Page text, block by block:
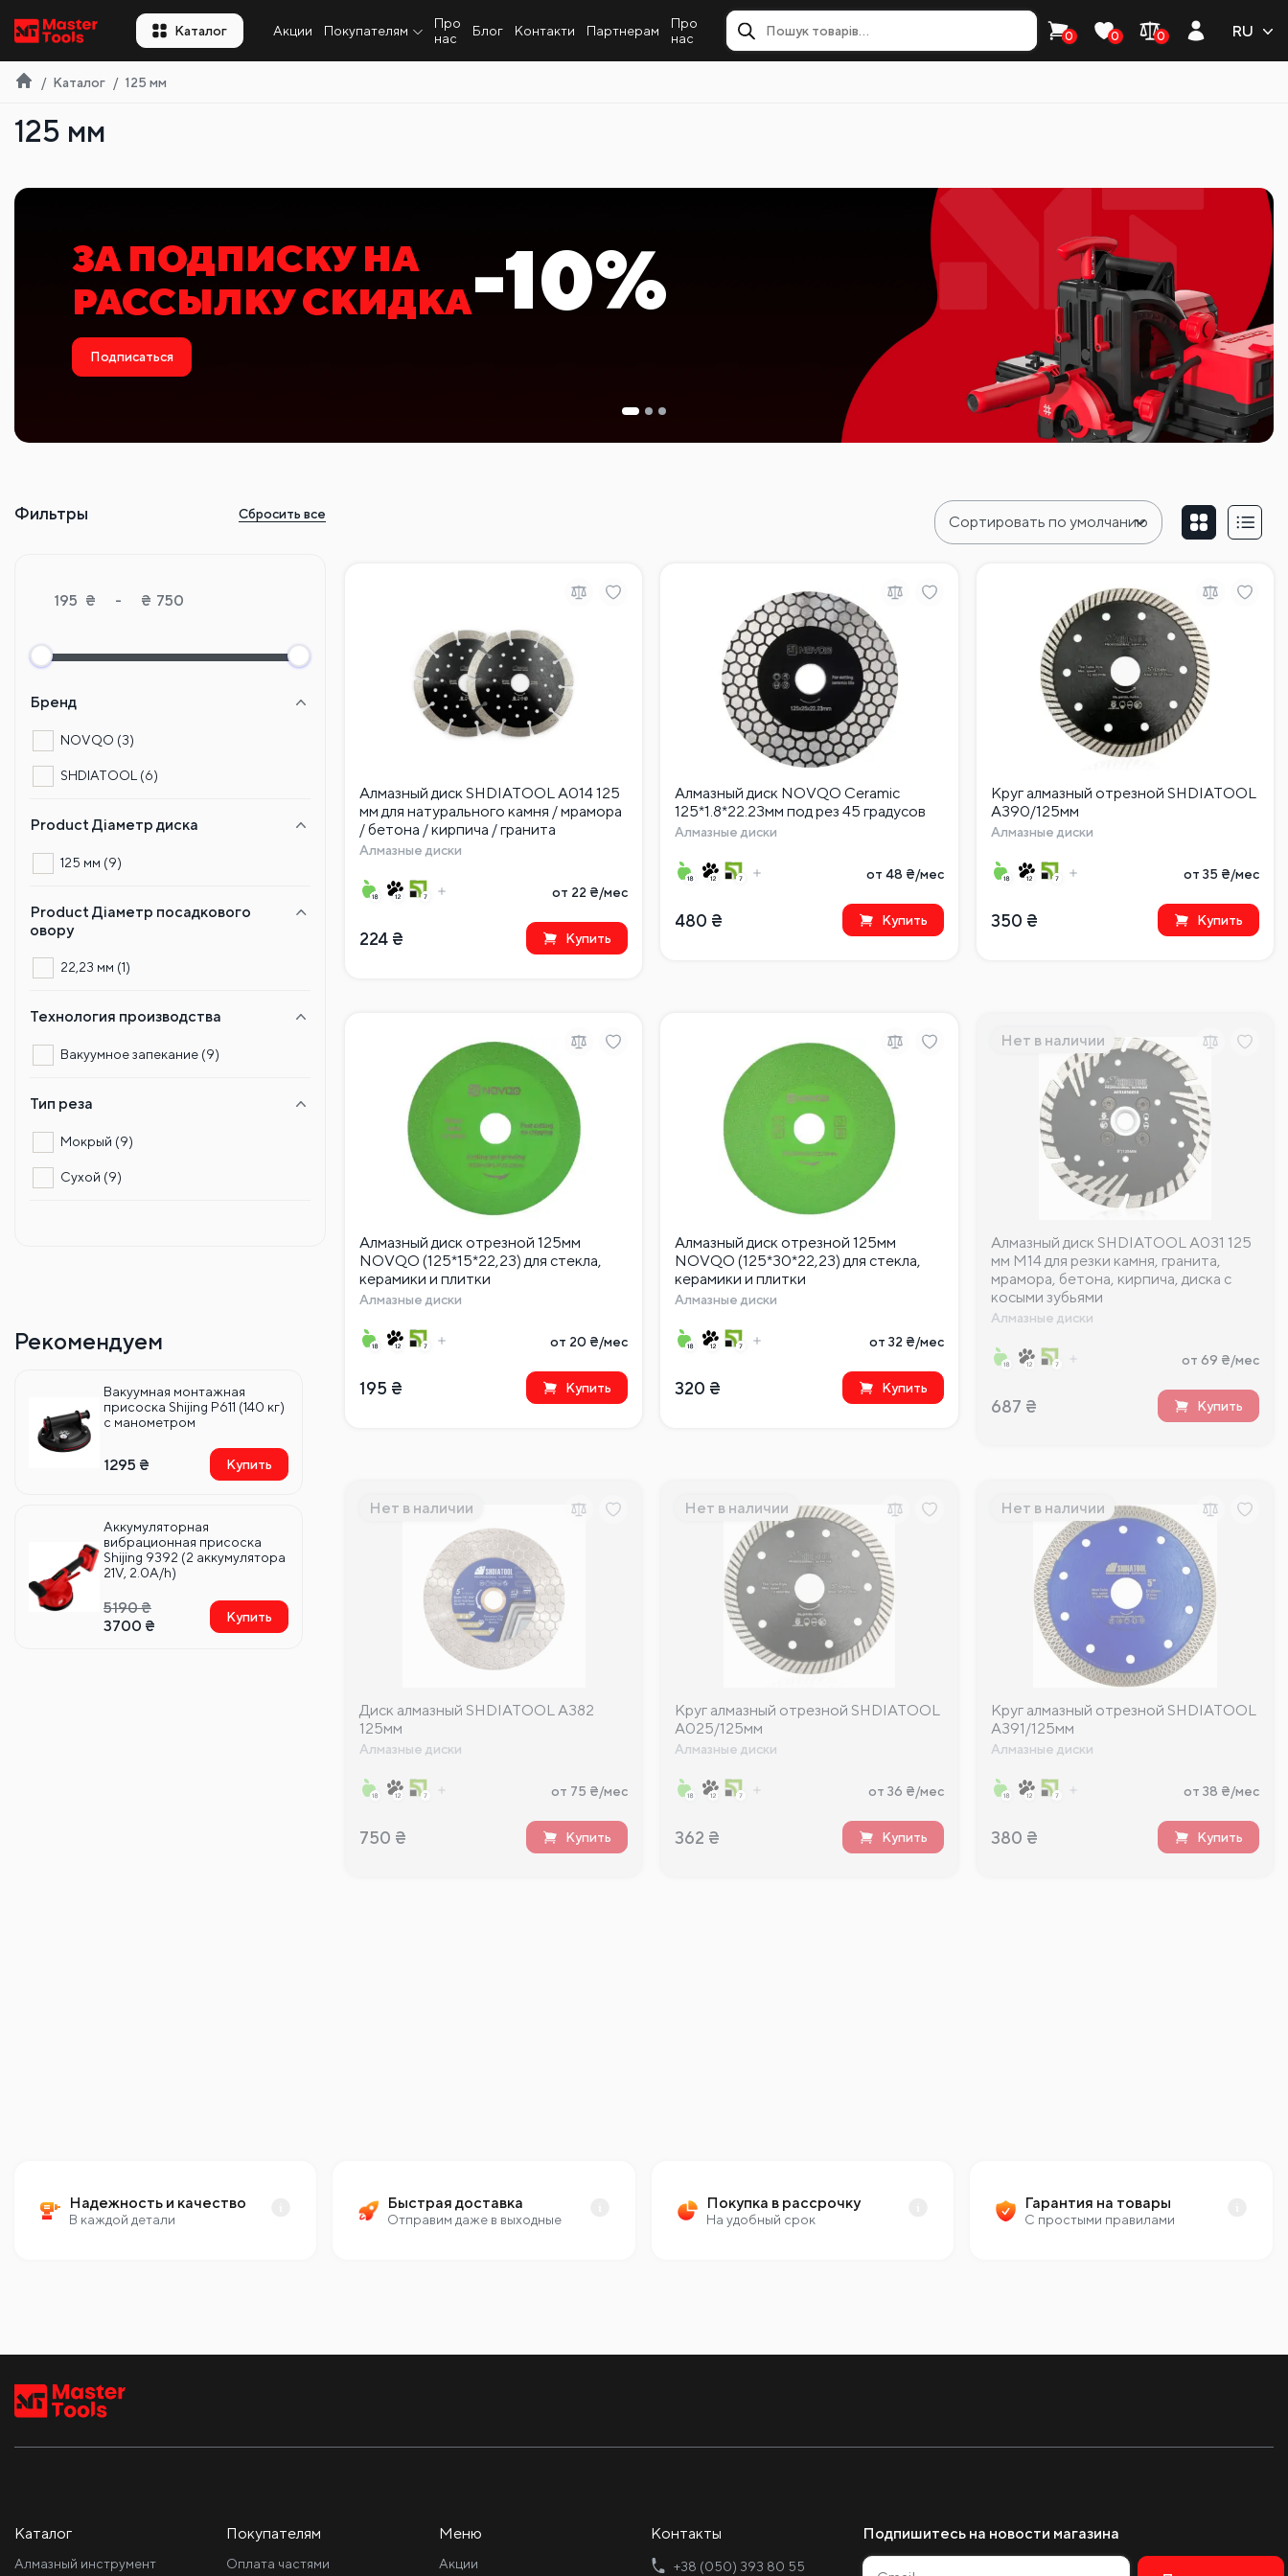
RU
Каталог Акции Покупателям
Про
нас
Блог Контакти Партнерам
Про
нас
0 0 0 RU
Каталог 125 мм
125 мм
СКИДКА ПРИ ПОКУПКЕ
ПЛИТКОРИЗА -20%
Выбрать модель
Фильтры Сбросить все
₴ - ₴
Бренд
NOVQO (3)
SHDIATOOL (6)
Product Діаметр диска
125 мм (9)
Product Діаметр посадкового
овору
22,23 мм (1)
Технология производства
Вакуумное запекание (9)
Тип реза
Мокрый (9)
Сухой (9)
Рекомендуем
Вакуумная монтажная
присоска Shijing P611 (140 кг)
с манометром
1295 ₴ Купить
Аккумуляторная
вибрационная присоска
Shijing 9392 (2 аккумулятора
21V, 2.0A/h)
5190₴
3700 ₴ Купить
Алмазный диск SHDIATOOL A014 125
мм для натурального камня / мрамора
/ бетона / кирпича / гранита
Алмазные диски
от 22 ₴/мес
224 ₴ Купить
Алмазный диск NOVQO Ceramic
125*1.8*22.23мм под рез 45 градусов
Алмазные диски
от 48 ₴/мес
480 ₴ Купить
Круг алмазный отрезной SHDIATOOL
A390/125мм
Алмазные диски
от 35 ₴/мес
350 ₴ Купить
Алмазный диск отрезной 125мм
NOVQO (125*15*22,23) для стекла,
керамики и плитки
Алмазные диски
от 20 ₴/мес
195 ₴ Купить
Алмазный диск отрезной 125мм
NOVQO (125*30*22,23) для стекла,
керамики и плитки
Алмазные диски
от 32 ₴/мес
320 ₴ Купить
Нет в наличии
Алмазный диск SHDIATOOL A031 125
мм M14 для резки камня, гранита,
мрамора, бетона, кирпича, диска с
косыми зубьями
Алмазные диски
от 69 ₴/мес
687 ₴ Купить
Нет в наличии
Диск алмазный SHDIATOOL A382
125мм
Алмазные диски
от 75 ₴/мес
750 ₴ Купить
Нет в наличии
Круг алмазный отрезной SHDIATOOL
A025/125мм
Алмазные диски
от 36 ₴/мес
362 ₴ Купить
Нет в наличии
Круг алмазный отрезной SHDIATOOL
A391/125мм
Алмазные диски
от 38 ₴/мес
380 ₴ Купить
Надежность и качество
В каждой детали
Быстрая доставка
Отправим даже в выходные
Покупка в рассрочку
На удобный срок
Гарантия на товары
С простыми правилами
Каталог
Алмазный инструмент
Покупателям
Оплата частями
Меню
Акции
Контакты
+38 (050) 393 80 55
Подпишитесь на новости магазина